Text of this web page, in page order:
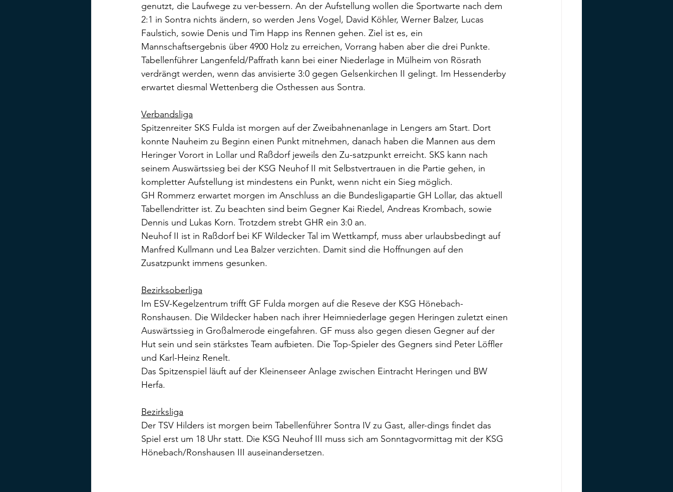
genutzt, die Laufwege zu ver-bessern. An der Aufstellung wollen die Sportwarte nach dem
2:1 in Sontra nichts ändern, so werden Jens Vogel, David Köhler, Werner Balzer, Lucas
Faulstich, sowie Denis und Tim Happ ins Rennen gehen. Ziel ist es, ein
Mannschaftsergebnis über 4900 Holz zu erreichen, Vorrang haben aber die drei Punkte.
Tabellenführer Langenfeld/Paffrath kann bei einer Niederlage in Mülheim von Rösrath
verdrängt werden, wenn das anvisierte 3:0 gegen Gelsenkirchen II gelingt. Im Hessenderby
erwartet diesmal Wettenberg die Osthessen aus Sontra.
Verbandsliga
Spitzenreiter SKS Fulda ist morgen auf der Zweibahnenanlage in Lengers am Start. Dort
konnte Nauheim zu Beginn einen Punkt mitnehmen, danach haben die Mannen aus dem
Heringer Vorort in Lollar und Raßdorf jeweils den Zu-satzpunkt erreicht. SKS kann nach
seinem Auswärtssieg bei der KSG Neuhof II mit Selbstvertrauen in die Partie gehen, in
kompletter Aufstellung ist mindestens ein Punkt, wenn nicht ein Sieg möglich.
GH Rommerz erwartet morgen im Anschluss an die Bundesligapartie GH Lollar, das aktuell
Tabellendritter ist. Zu beachten sind beim Gegner Kai Riedel, Andreas Krombach, sowie
Dennis und Lukas Korn. Trotzdem strebt GHR ein 3:0 an.
Neuhof II ist in Raßdorf bei KF Wildecker Tal im Wettkampf, muss aber urlaubsbedingt auf
Manfred Kullmann und Lea Balzer verzichten. Damit sind die Hoffnungen auf den
Zusatzpunkt immens gesunken.
Bezirksoberliga
Im ESV-Kegelzentrum trifft GF Fulda morgen auf die Reseve der KSG Hönebach-
Ronshausen. Die Wildecker haben nach ihrer Heimniederlage gegen Heringen zuletzt einen
Auswärtssieg in Großalmerode eingefahren. GF muss also gegen diesen Gegner auf der
Hut sein und sein stärkstes Team aufbieten. Die Top-Spieler des Gegners sind Peter Löffler
und Karl-Heinz Renelt.
Das Spitzenspiel läuft auf der Kleinenseer Anlage zwischen Eintracht Heringen und BW
Herfa.
Bezirksliga
Der TSV Hilders ist morgen beim Tabellenführer Sontra IV zu Gast, aller-dings findet das
Spiel erst um 18 Uhr statt. Die KSG Neuhof III muss sich am Sonntagvormittag mit der KSG
Hönebach/Ronshausen III auseinandersetzen.